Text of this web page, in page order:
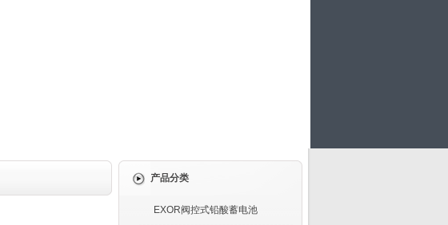
产品分类
EXOR阀控式铅酸蓄电池